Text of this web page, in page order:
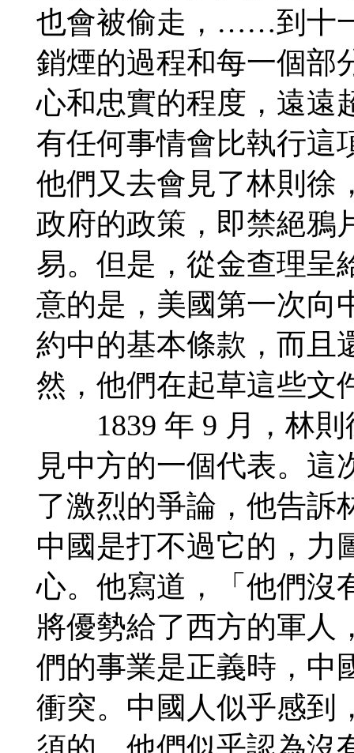
也會被偷走，……到十
銷煙的過程和每一個部
心和忠實的程度，遠遠
有任何事情會比執行這
他們又去會見了林則徐
政府的政策，即禁絕鴉
易。但是，從金查理呈
意的是，美國第一次向
約中的基本條款，而且
然，他們在起草這些文
1839 年 9 月，林則
見中方的一個代表。這
了激烈的爭論，他告訴
中國是打不過它的，力
心。他寫道，「他們沒
將優勢給了西方的軍人
們的事業是正義時，中
衝突。中國人似乎感到